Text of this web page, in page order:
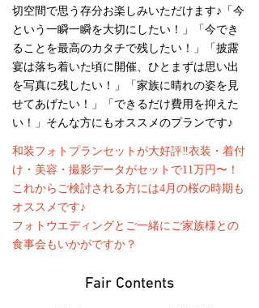
切空間で思う存分お楽しみいただけます♪「今
という一瞬一瞬を大切にしたい！」「今でき
ることを最高のカタチで残したい！」「披露
宴は落ち着いた頃に開催、ひとまずは思い出
を写真に残したい！」「家族に晴れの姿を見
せてあげたい！」「できるだけ費用を抑えた
い！」そんな方にもオススメのプランです♪
和装フォトプランセットが大好評‼︎衣装・着付
け・美容・撮影データがセットで11万円〜！
これからご検討される方には4月の桜の時期も
オススメです♪
フォトウエディングとご一緒にご家族様との
食事会もいかがですか？
Fair Contents